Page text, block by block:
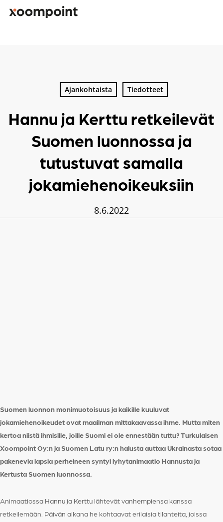
Ajankohtaista Tiedotteet
Hannu ja Kerttu retkeilevät
Suomen luonnossa ja
tutustuvat samalla
jokamiehenoikeuksiin
8.6.2022
Suomen luonnon monimuotoisuus ja kaikille kuuluvat
jokamiehenoikeudet ovat maailman mittakaavassa ihme. Mutta miten
kertoa niistä ihmisille, joille Suomi ei ole ennestään tuttu? Turkulaisen
Xoompoint Oy:n ja Suomen Latu ry:n halusta auttaa Ukrainasta sotaa
pakenevia lapsia perheineen syntyi lyhytanimaatio Hannusta ja
Kertusta Suomen luonnossa.
Animaatiossa Hannu ja Kerttu lähtevät vanhempiensa kanssa
retkeilemään. Päivän aikana he kohtaavat erilaisia tilanteita, joissa